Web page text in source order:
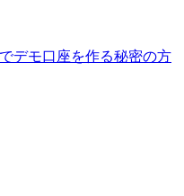
デモ口座を作る秘密の方